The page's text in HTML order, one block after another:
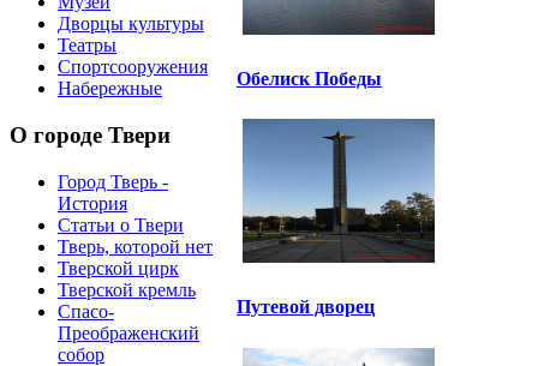
Дворцы культуры
Театры
Спортсооружения
Набережные
О городе Твери
Город Тверь -
История
Статьи о Твери
Тверь, которой нет
Тверской цирк
Тверской кремль
Спасо-
Преображенский
собор
Обелиск Победы
Путевой дворец